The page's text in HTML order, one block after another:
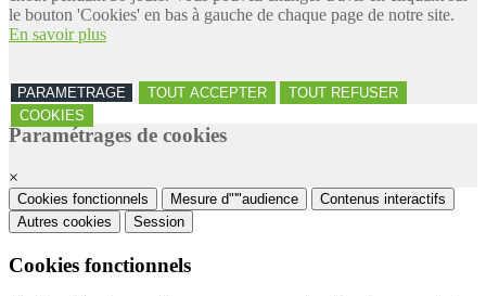
le bouton 'Cookies' en bas à gauche de chaque page de notre site.
En savoir plus
PARAMETRAGE TOUT ACCEPTER
TOUT REFUSER
COOKIES
Paramétrages de cookies
×
Cookies fonctionnels Mesure d"'"audience
Contenus interactifs
Autres cookies
Session
Cookies fonctionnels